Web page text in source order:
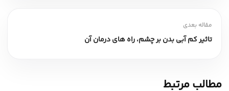
مقاله بعدی
تاثیر کم آبی بدن بر چشم، راه های درمان آن
مطالب مرتبط